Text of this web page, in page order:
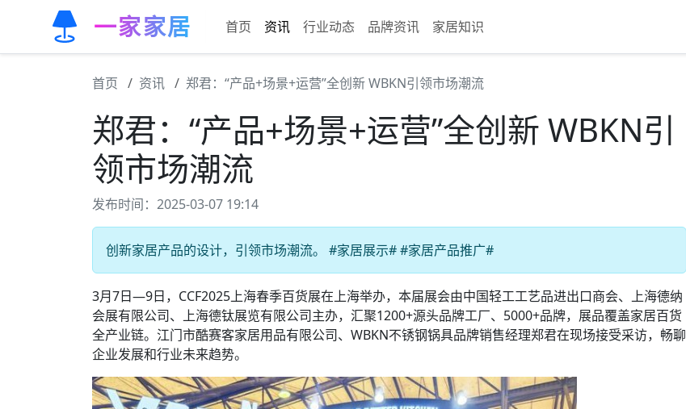
一家家居 首页 资讯 行业动态 品牌资讯 家居知识
首页 资讯 郑君：“产品+场景+运营”全创新 WBKN引领市场潮流
郑君：“产品+场景+运营”全创新 WBKN引
领市场潮流
发布时间：2025-03-07 19:14
创新家居产品的设计，引领市场潮流。 #家居展示# #家居产品推广#
3月7日—9日，CCF2025上海春季百货展在上海举办，本届展会由中国轻工工艺品进出口商会、上海德纳
会展有限公司、上海德钛展览有限公司主办，汇聚1200+源头品牌工厂、5000+品牌，展品覆盖家居百货
全产业链。江门市酷赛客家居用品有限公司、WBKN不锈钢锅具品牌销售经理郑君在现场接受采访，畅聊
企业发展和行业未来趋势。